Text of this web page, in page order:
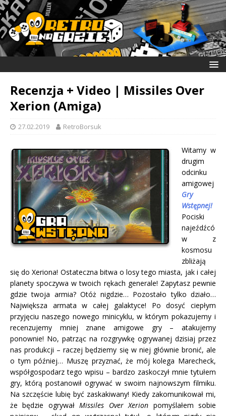
Recenzja + Video | Missiles Over
Xerion (Amiga)
27.02.2019 RetroBorsuk
Witamy w
drugim
odcinku
amigowej
Gry
Wstępnej!
Pociski
najeźdźcó
w z
kosmosu
zbliżają
się do Xeriona! Ostateczna bitwa o losy tego miasta, jak i całej
planety spoczywa w twoich rękach generale! Zapytasz pewnie
gdzie twoja armia? Otóż nigdzie… Pozostało tylko działo…
Największa armata w całej galaktyce! Po dosyć ciepłym
przyjęciu naszego nowego minicyklu, w którym pokazujemy i
recenzujemy mniej znane amigowe gry – atakujemy
ponownie! No, patrząc na rozgrywkę ogrywanej dzisiaj przez
nas produkcji – raczej będziemy się w niej głównie bronić, ale
o tym później… Muszę przyznać, że mój kolega Marecheck,
współgospodarz tego wpisu – bardzo zaskoczył mnie tytułem
gry, którą postanowił ogrywać w swoim najnowszym filmiku.
Na szczęście lubię być zaskakiwany! Kiedy zakomunikował mi,
że będzie ogrywałMissiles Over Xerion pomyślałem sobie